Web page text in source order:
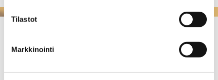
Tilastot
Markkinointi